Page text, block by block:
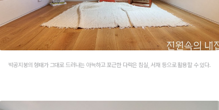
박공지붕의 형태가 그대로 드러나는 아늑하고 포근한 다락은 침실, 서재 등으로 활용할 수 있다.